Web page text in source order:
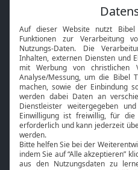
Neuigkeiten
Bibel TV
Über uns
Jobs